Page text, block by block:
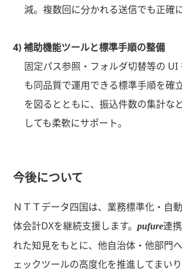
減。複数回に分かれる送信でも正確
4) 補助機能ツールと標準手順の整備
固定パス参照・フォルダ切替等の UI
も同品質で運用できる標準手順を確
を図るとともに、振込件数の集計な
しても柔軟にサポート。
今後について
ＮＴＴデータ四国は、業務標準化・自
体会計DXを継続支援します。 pufure連
れた知見をもとに、他自治体・他部門
ェックツールの高度化を推進してまいり